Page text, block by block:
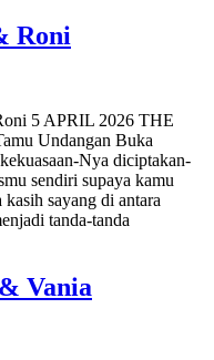
Roni
5 APRIL 2026 THE
Undangan Buka
Nya diciptakan-
sendiri supaya kamu
sayang di antara
tanda-tanda
Vania